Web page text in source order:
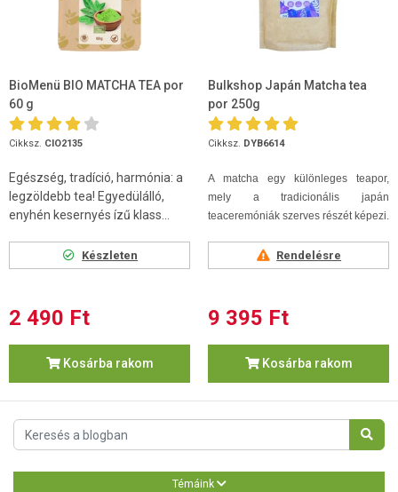
BioMenü BIO MATCHA TEA por
60 g
Cikksz. CIO2135
Egészség, tradíció, harmónia: a
legzöldebb tea! Egyedülálló,
enyhén kesernyés ízű klass...
Készleten
2 490 Ft
Kosárba rakom
Bulkshop Japán Matcha tea
por 250g
Cikksz. DYB6614
A matcha egy különleges teapor,
mely a tradicionális japán
teaceremóniák szerves részét képezi.
Rendelésre
9 395 Ft
Kosárba rakom
Témáink